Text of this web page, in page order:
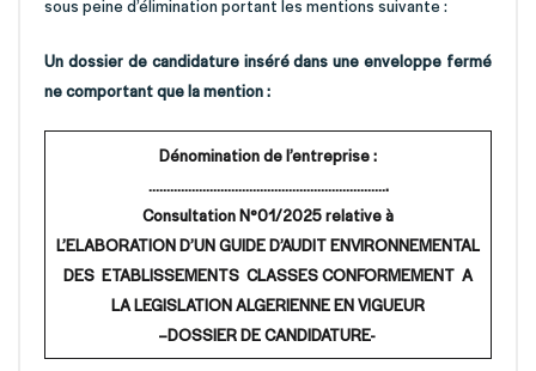
sous peine d’élimination portant les mentions suivante :
Un dossier de candidature inséré dans une enveloppe fermé
ne comportant que lamention :
Dénomination de l’entreprise :
………………………………………………………….
Consultation N°01/2025 relative à
L’ELABORATION D’UN GUIDE D’AUDIT ENVIRONNEMENTAL
DES ETABLISSEMENTS CLASSES CONFORMEMENT A
LA LEGISLATION ALGERIENNE EN VIGUEUR
–DOSSIER DE CANDIDATURE-